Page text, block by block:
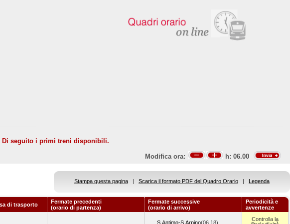
seguito i primi treni disponibili.
Modifica ora: h: 06.00
Stampa questa pagina | Scarica il formato PDF del Quadro Orario | Legenda
di trasporto
Fermate precedenti
(orario di partenza)
Fermate successive
(orario di arrivo)
Periodicità e
avvertenze
S.Antimo-S.Arpino(06.18)
Controlla la